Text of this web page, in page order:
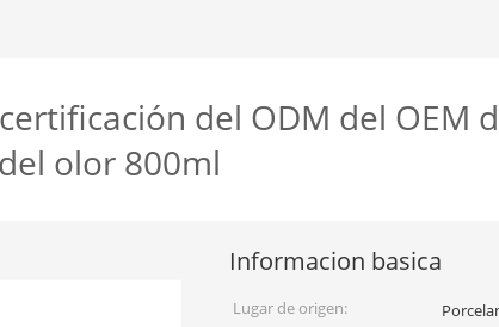
del ODM del OEM
olor 800ml
Informacion basica
Lugar de origen: